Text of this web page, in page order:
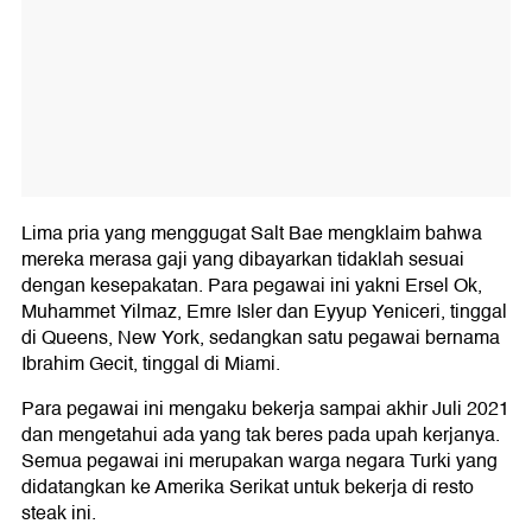
Lima pria yang menggugat Salt Bae mengklaim bahwa
mereka merasa gaji yang dibayarkan tidaklah sesuai
dengan kesepakatan. Para pegawai ini yakni Ersel Ok,
Muhammet Yilmaz, Emre Isler dan Eyyup Yeniceri, tinggal
di Queens, New York, sedangkan satu pegawai bernama
Ibrahim Gecit, tinggal di Miami.
Para pegawai ini mengaku bekerja sampai akhir Juli 2021
dan mengetahui ada yang tak beres pada upah kerjanya.
Semua pegawai ini merupakan warga negara Turki yang
didatangkan ke Amerika Serikat untuk bekerja di resto
steak ini.